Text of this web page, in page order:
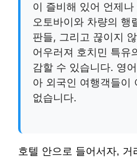
이 즐비해 있어 언제
오토바이와 차량의 행
판들, 그리고 끊이지
어우러져 호치민 특유
감할 수 있습니다. 영
아 외국인 여행객들이
없습니다.
호텔 안으로 들어서자,